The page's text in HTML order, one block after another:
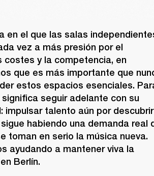
en el que las salas
vez a más presión por el
costes y la competencia, en
que es más importante que
estos espacios esenciales.
seguir adelante con su
impulsar talento aún por
habiendo una demanda real
toman en serio la música nueva.
ayudando a mantener viva la
Berlín.